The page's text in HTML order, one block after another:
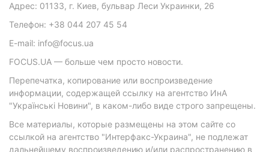
Адрес: 01133, г. Киев, бульвар Леси Украинки, 26
Телефон: +38 044 207 45 54
E-mail: info@focus.ua
FOCUS.UA — больше чем просто новости.
Перепечатка, копирование или воспроизведение
информации, содержащей ссылку на агентство ИнА
"Українські Новини", в каком-либо виде строго запрещены.
Все материалы, которые размещены на этом сайте со
ссылкой на агентство "Интерфакс-Украина", не подлежат
дальнейшему воспроизведению и/или распространению в